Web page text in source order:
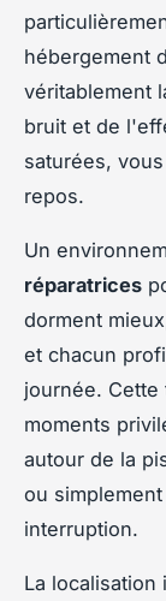
hébergement
véritablement
bruit et de
saturées,
repos.
Un
réparatrices
dorment
et chacun
journée. Cette
moments
autour de la
ou
interruption.
La